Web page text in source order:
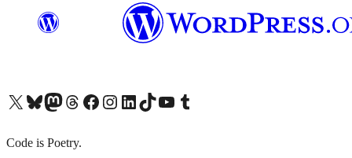
X (旧 Twitter) アカウントへBluesky アカウントへMastodon アカウントへThreads アカウントへ Facebook ページへInstagram アカウントへ LinkedIn アカウントへTikTok アカウントへYouTube チャンネルへ Tumblr アカウントへ
Code is Poetry.